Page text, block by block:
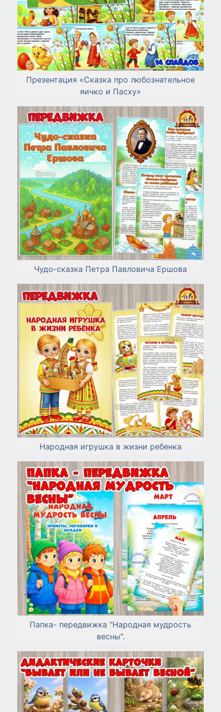
Презентация «Сказка про любознательное
яичко и Пасху»
Чудо-сказка Петра Павловича Ершова
Народная игрушка в жизни ребенка
Папка- передвижка "Народная мудрость
весны".